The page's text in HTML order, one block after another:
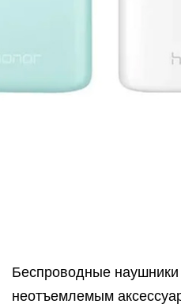
Беспроводные
неотъемлемым